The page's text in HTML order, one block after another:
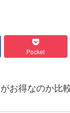
Pocket
お得なのか比